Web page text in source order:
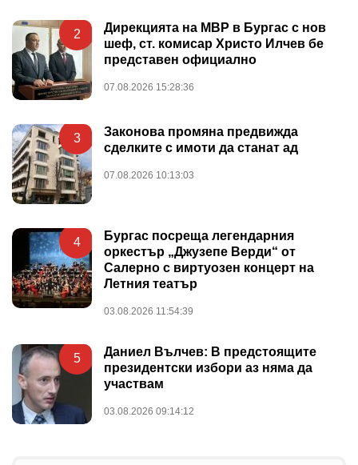
2
Дирекцията на МВР в Бургас с нов
шеф, ст. комисар Христо Илчев бе
представен официално
07.08.2026 15:28:36
3
Законова промяна предвижда
сделките с имоти да станат ад
07.08.2026 10:13:03
4
Бургас посреща легендарния
оркестър „Джузепе Верди“ от
Салерно с виртуозен концерт на
Летния театър
03.08.2026 11:54:39
5
Даниел Вълчев: В предстоящите
президентски избори аз няма да
участвам
03.08.2026 09:14:12